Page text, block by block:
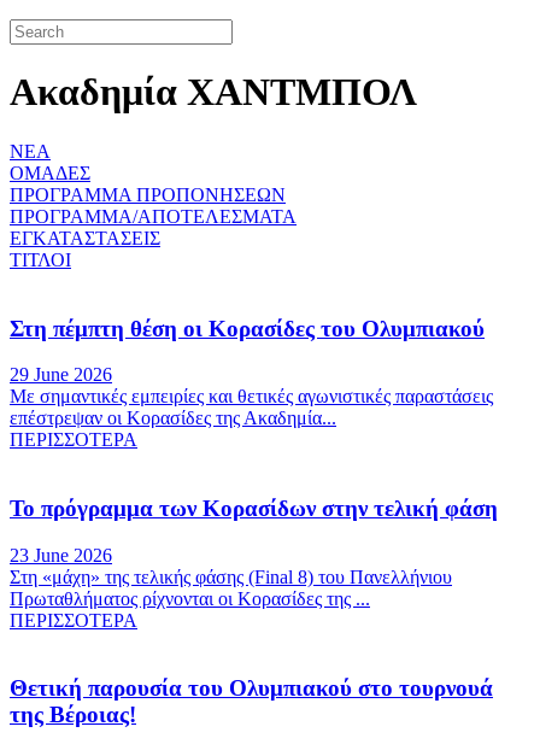
Aκαδημία ΧΑΝΤΜΠΟΛ
ΝΕΑ
ΟΜΑΔΕΣ
ΠΡΟΓΡΑΜΜΑ ΠΡΟΠΟΝΗΣΕΩΝ
ΠΡΟΓΡΑΜΜΑ/ΑΠΟΤΕΛΕΣΜΑΤΑ
ΕΓΚΑΤΑΣΤΑΣΕΙΣ
ΤΙΤΛΟΙ
Στη πέμπτη θέση οι Κορασίδες του Ολυμπιακού
29 June 2026
Με σημαντικές εμπειρίες και θετικές αγωνιστικές παραστάσεις
επέστρεψαν οι Κορασίδες της Ακαδημία...
ΠΕΡΙΣΣΟΤΕΡΑ
Το πρόγραμμα των Κορασίδων στην τελική φάση
23 June 2026
Στη «μάχη» της τελικής φάσης (Final 8) του Πανελλήνιου
Πρωταθλήματος ρίχνονται οι Κορασίδες της ...
ΠΕΡΙΣΣΟΤΕΡΑ
Θετική παρουσία του Ολυμπιακού στο τουρνουά
της Βέροιας!